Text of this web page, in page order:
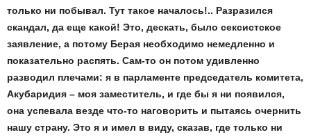
только ни побывал. Тут такое началось!.. Разразился
скандал, да еще какой! Это, дескать, было сексистское
заявление, а потому Берая необходимо немедленно и
показательно распять. Сам-то он потом удивленно
разводил плечами: я в парламенте председатель комитета,
Акубаридия – моя заместитель, и где бы я ни появился,
она успевала везде что-то наговорить и пытаясь очернить
нашу страну. Это я и имел в виду, сказав, где только ни